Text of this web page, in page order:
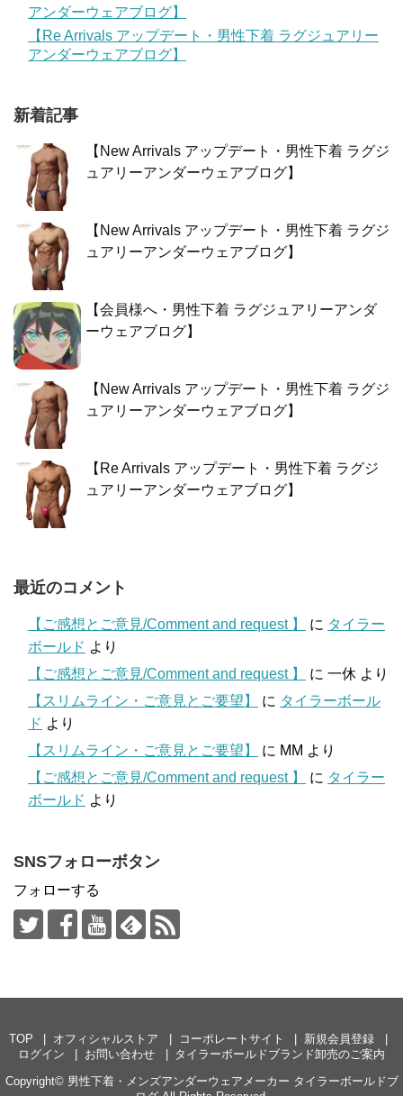
アンダーウェアブログ】
【Re Arrivals アップデート・男性下着 ラグジュアリー
アンダーウェアブログ】
新着記事
【New Arrivals アップデート・男性下着 ラグジ
ュアリーアンダーウェアブログ】
【New Arrivals アップデート・男性下着 ラグジ
ュアリーアンダーウェアブログ】
【会員様へ・男性下着 ラグジュアリーアンダ
ーウェアブログ】
【New Arrivals アップデート・男性下着 ラグジ
ュアリーアンダーウェアブログ】
【Re Arrivals アップデート・男性下着 ラグジ
ュアリーアンダーウェアブログ】
最近のコメント
【ご感想とご意見/Comment and request 】 に タイラー
ボールド より
【ご感想とご意見/Comment and request 】
に 一休 より
【スリムライン・ご意見とご要望】
に タイラーボール
ド より
【スリムライン・ご意見とご要望】
に MM より
【ご感想とご意見/Comment and request 】
に タイラー
ボールド より
SNSフォローボタン
フォローする
TOP オフィシャルストア コーポレートサイト
新規会員登録
ログイン
お問い合わせ
タイラーボールドブランド卸売のご案内
Copyright© 男性下着・メンズアンダーウェアメーカー タイラーボールドブ